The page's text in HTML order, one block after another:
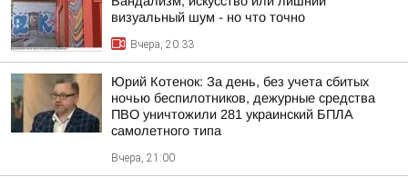
визуальный шум - но что точно
Вчера, 20:33
Юрий Котенок: За день, без учета сбитых
ночью беспилотников, дежурные средства
ПВО уничтожили 281 украинский БПЛА
самолетного типа
Вчера, 21:00